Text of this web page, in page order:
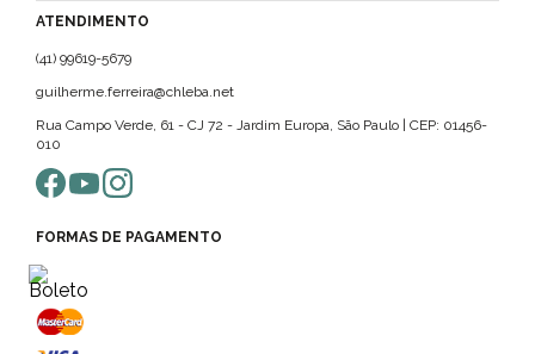
ATENDIMENTO
(41) 99619-5679
guilherme.ferreira@chleba.net
Rua Campo Verde, 61 - CJ 72 - Jardim Europa, São Paulo | CEP: 01456-
010
FORMAS DE PAGAMENTO